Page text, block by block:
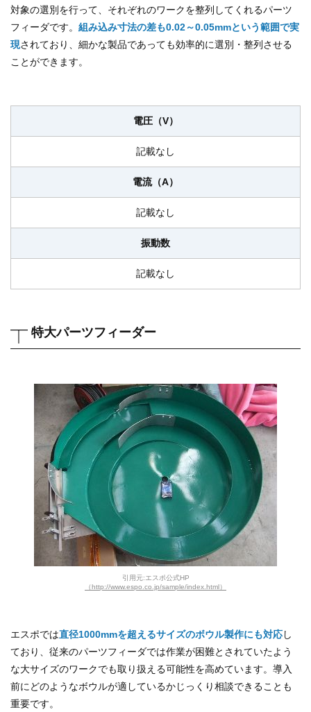
対象の選別を行って、それぞれのワークを整列してくれるパーツ
フィーダです。 組み込み寸法の差も0.02～0.05mmという範囲で実
現されており、細かな製品であっても効率的に選別・整列させる
ことができます。
電圧（V）
記載なし
電流（A）
記載なし
振動数
記載なし
特大パーツフィーダー
引用元:エスポ公式HP
（http://www.espo.co.jp/sample/index.html）
エスポでは直径1000mmを超えるサイズのボウル製作にも対応し
ており、従来のパーツフィーダでは作業が困難とされていたよう
な大サイズのワークでも取り扱える可能性を高めています。導入
前にどのようなボウルが適しているかじっくり相談できることも
重要です。